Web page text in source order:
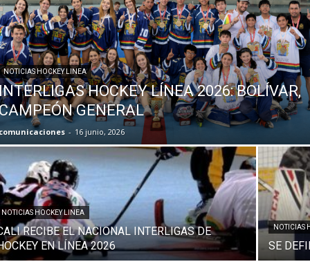
NOTICIAS HOCKEY LINEA
HOCKEY LÍNEA 2026: BOLÍVAR,
GENERAL
- 16 junio, 2026
NOTICIAS HOCKEY LINEA
RECIBE EL NACIONAL INTERLIGAS DE
EN LÍNEA 2026
NOTICIAS
SE